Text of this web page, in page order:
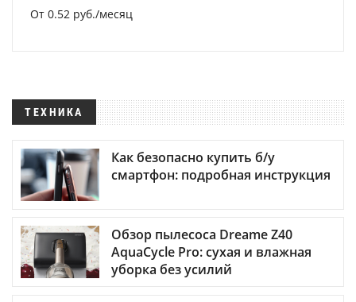
От 0.52 руб./месяц
ТЕХНИКА
Как безопасно купить б/у
смартфон: подробная инструкция
Обзор пылесоса Dreame Z40
AquaCycle Pro: сухая и влажная
уборка без усилий